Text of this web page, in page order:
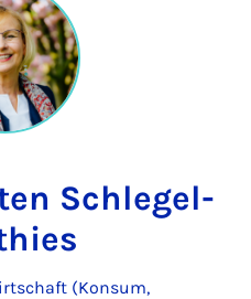
Schlegel-
(Konsum,